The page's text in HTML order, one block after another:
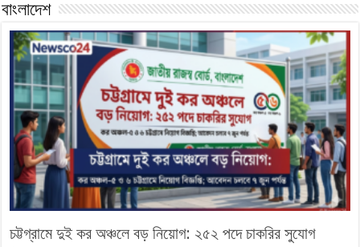
বাংলাদেশ
চট্টগ্রামে দুই কর অঞ্চলে বড় নিয়োগ: ২৫২ পদে চাকরির সুযোগ